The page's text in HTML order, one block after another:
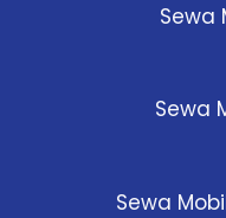
Sewa
Sewa
Sewa